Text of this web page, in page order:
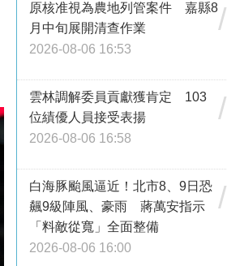
原核准視為農地列管案件 嘉縣8
月中旬展開清查作業
2026-08-06 16:53
/
雲林調解委員貢獻獲肯定 103
位績優人員接受表揚
2026-08-06 16:58
/
白海豚颱風逼近！北市8、9日恐
飆9級陣風、豪雨 蔣萬安指示
「料敵從寬」全面整備
2026-08-06 16:00
/